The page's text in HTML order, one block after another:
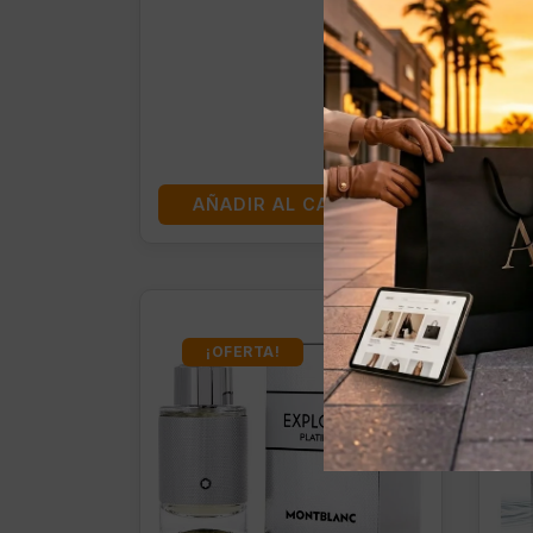
AÑADIR AL CARRITO
¡OFERTA!